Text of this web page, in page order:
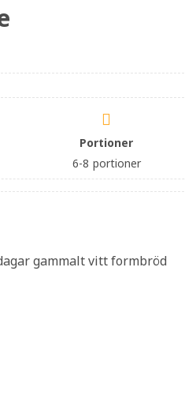
Portioner
6-8 portioner
gammalt vitt formbröd